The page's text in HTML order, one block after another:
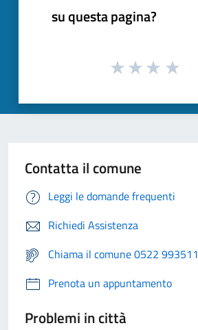
su questa pagina?
Contatta il comune
Leggi le domande frequenti
Richiedi Assistenza
Chiama il comune 0522 993511
Prenota un appuntamento
Problemi in città